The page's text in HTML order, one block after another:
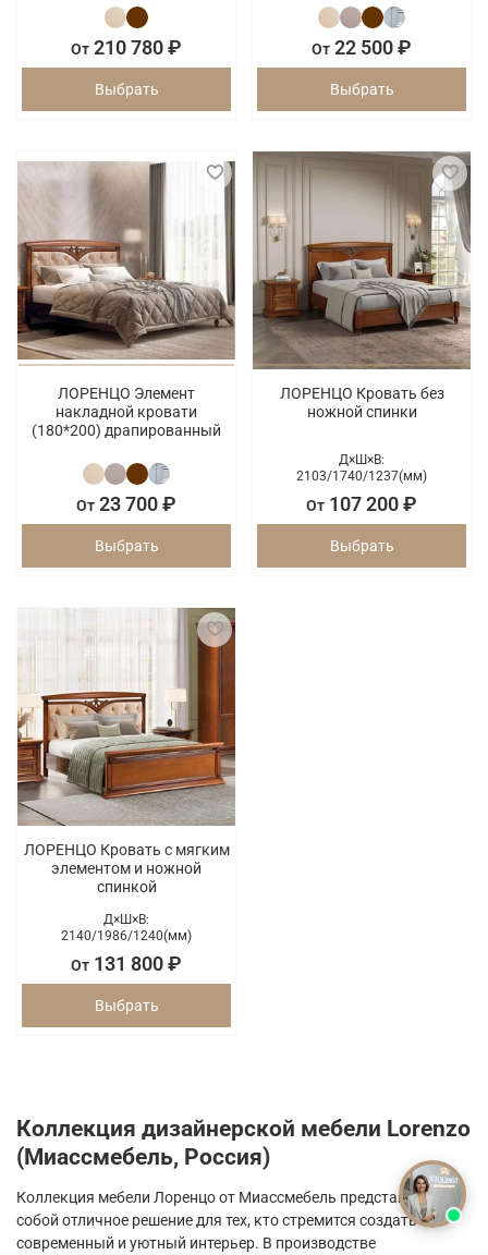
От 210 780 ₽
Выбрать
От 22 500 ₽
Выбрать
ЛОРЕНЦО Элемент
накладной кровати
(180*200) драпированный
От 23 700 ₽
Выбрать
ЛОРЕНЦО Кровать без
ножной спинки
Д×Ш×В:
2103/1740/1237(мм)
От 107 200 ₽
Выбрать
ЛОРЕНЦО Кровать с мягким
элементом и ножной
спинкой
Д×Ш×В:
2140/1986/1240(мм)
От 131 800 ₽
Выбрать
Коллекция дизайнерской мебели Lorenzo
(Миассмебель, Россия)
Коллекция мебели Лоренцо от Миассмебель представляет
собой отличное решение для тех, кто стремится создать
современный и уютный интерьер. В производстве